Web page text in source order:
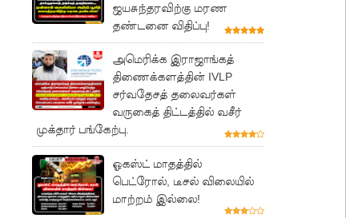
ஜயசுந்தரவிற்கு மரண
தண்டனை விதிப்பு!
அமெரிக்க இராஜாங்கத்
திணைக்களத்தின் IVLP
சர்வதேசத் தலைவர்கள்
வருகைத் திட்டத்தில் வசீர்
முக்தார் பங்கேற்பு.
ஓகஸ்ட் மாதத்தில்
பெட்ரோல், டீசல் விலையில்
மாற்றம் இல்லை!